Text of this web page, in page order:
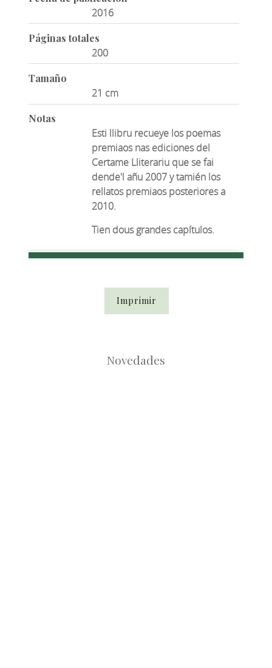
2016
Páginas totales
200
Tamaño
21 cm
Notas
Esti llibru recueye los poemas
premiaos nas ediciones del
Certame Lliterariu que se fai
dende'l añu 2007 y tamién los
rellatos premiaos posteriores a
2010.
Tien dous grandes capítulos.
Imprimir
Novedades